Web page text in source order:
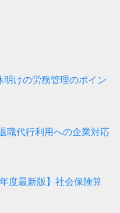
明けの労務管理のポイン
職代行利用への企業対応
度最新版】社会保険算